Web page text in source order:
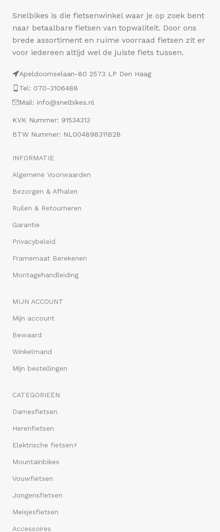
Snelbikes is die fietsenwinkel waar je op zoek bent
naar betaalbare fietsen van topwaliteit. Door ons
brede assortiment en ruime voorraad fietsen zit er
voor iedereen altijd wel de juiste fiets tussen.
Apeldoornselaan-80 2573 LP Den Haag
Tel: 070-3106488
Mail: info@snelbikes.nl
KVK Nummer: 91534313
BTW Nummer: NL004898311B28
INFORMATIE
Algemene Voorwaarden
Bezorgen & Afhalen
Ruilen & Retourneren
Garantie
Privacybeleid
Framemaat Berekenen
Montagehandleiding
MIJN ACCOUNT
Mijn account
Bewaard
Winkelmand
Mijn bestellingen
CATEGORIEËN
Damesfietsen
Herenfietsen
Elektrische fietsen⚡
Mountainbikes
Vouwfietsen
Jongensfietsen
Meisjesfietsen
Accessoires